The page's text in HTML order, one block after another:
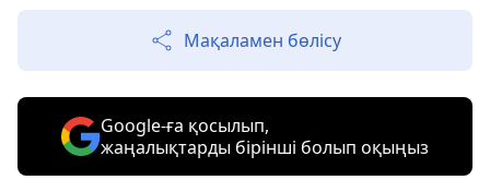
Мақаламен бөлісу
Google-ға қосылып,
жаңалықтарды бірінші болып оқыңыз